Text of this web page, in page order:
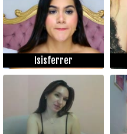
Isisferrer